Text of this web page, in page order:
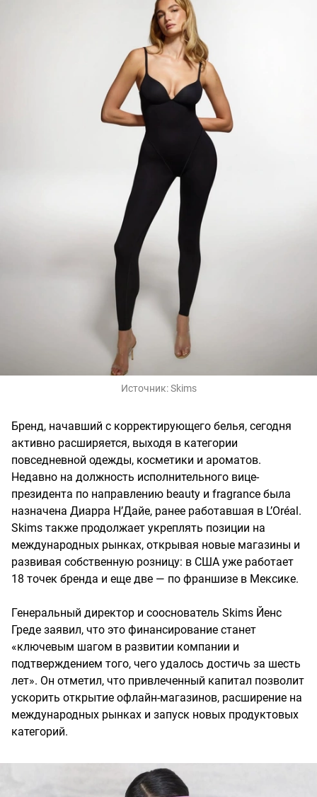
Источник:Skims
Бренд, начавший с корректирующего белья, сегодня
активно расширяется, выходя в категории
повседневной одежды, косметики и ароматов.
Недавно на должность исполнительного вице-
президента по направлению beauty и fragrance была
назначена Диарра Н’Дайе, ранее работавшая в L’Oréal.
Skims также продолжает укреплять позиции на
международных рынках, открывая новые магазины и
развивая собственную розницу: в США уже работает
18 точек бренда и еще две — по франшизе в Мексике.
Генеральный директор и сооснователь Skims Йенс
Греде заявил, что это финансирование станет
«ключевым шагом в развитии компании и
подтверждением того, чего удалось достичь за шесть
лет». Он отметил, что привлеченный капитал позволит
ускорить открытие офлайн-магазинов, расширение на
международных рынках и запуск новых продуктовых
категорий.